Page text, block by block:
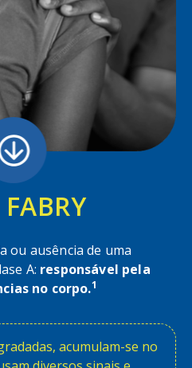
ou ausência de uma
A: responsável pela
no corpo.1
acumulam-se no